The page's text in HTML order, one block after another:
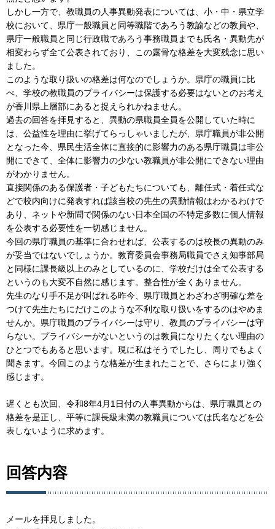
しかし一方で、教職員の人事異動発表については、小・中・県立学
校において、県庁一般職員と同等職階であろう教諭などの教員や、
県庁一般職員と同じ行政職であろう事務職員までも氏名・異動先が
相変わらず全て公表されており、この露骨な格差を大変残念に思い
ました。
このような取り扱いの格差は何なのでしょうか。県庁の職員に比
べ、学校の教職員のプライバシーは保護する必要はないとのお考え
が香川県上層部にあると捉えられかねません。
過去の回答を拝見すると、異動の県職員全員を公開していた時に
は、公益性を理由に挙げてらっしゃいましたが、県庁職員が非公開
となった今、県民生活全体に直接的に影響力のある県庁職員は非公
開にできて、全体に影響力の少ない教職員が非公開にできない理由
がわかりません。
直接関係のある保護者・子どもたちについても、離任式・着任式な
どで校内向けに発表すれば該当校の先生の異動情報はわかるわけで
あり、ネットや新聞で関係のない日本全国の不特定多数に個人情報
を公表する必要性を一切感じません。
今回の県庁職員の基準に合わせれば、公表するのは校長の異動のみ
が妥当ではないでしょうか。教育委員会事務局職員でさえ知事部局
と同様に課長級以上のみとしているのに、学校だけは全て公表する
というのも大変不自然に感じます。整合性が全くありません。
先生のなり手不足が叫ばれる昨今、県庁職員とわざわざ明確な差を
つけて先生たちにだけこのような不利な取り扱いをするのはやめま
せんか。県庁職員のプライバシーは守り、教員のプライバシーは守
らない。プライバシーがないというのは教員になりたくない理由の
ひとつでもあると思います。現に私はそうでしたし、周りでもよく
聞きます。今回このような格差が生まれたことで、さらにより強く
感じます。
遅くとも次回、令和8年4月1日付の人事異動からは、県庁職員との
格差を是正し、平等に課長級未満の教職員については氏名などを公
表しないように求めます。
回答内容
メールを拝見しました。